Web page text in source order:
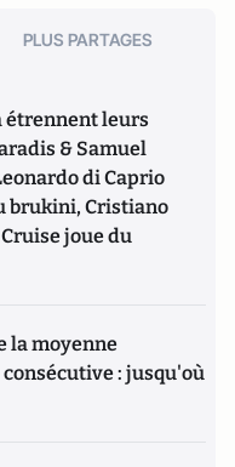
PLUS PARTAGES
étrennent leurs
& Samuel
di Caprio
brukini, Cristiano
joue du
la moyenne
: jusqu'où